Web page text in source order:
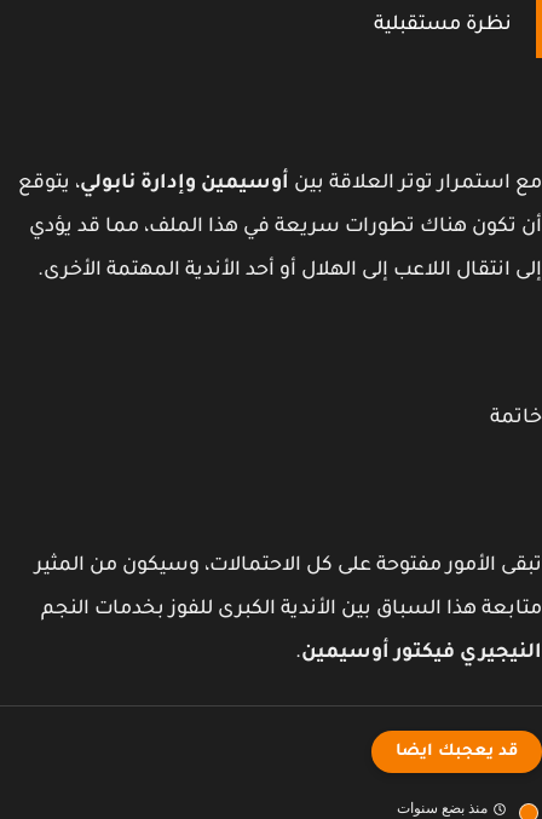
نظرة مستقبلية
توتر العلاقة بينأوسيمين وإدارة نابولي، يتوقع
تكون هناك تطورات سريعة في هذا الملف، مما قد يؤدي
انتقال اللاعب إلى الهلال أو أحد الأندية المهتمة الأخرى.
الأمور مفتوحة على كل الاحتمالات، وسيكون من المثير
هذا السباق بين الأندية الكبرى للفوز بخدمات النجم
فيكتور أوسيمين.
قد يعجبك ايضا
منذ بضع سنوات